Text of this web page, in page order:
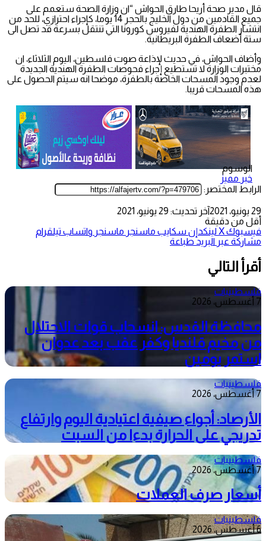
قال مدير صحة أريحا طارق الحواش “ان وزارة الصحة ستعمم على
جميع القادمين من دول الخليج بالحجر 14 يوما، كإجراء احترازي، للحد من
انتشار الطفرة الهندية لفيروس كورونا التي تنتقل بسرعة قد تصل الى
ستة أضعاف الطفرة البريطانية.
وأضاف الحواش، في حديث لإذاعة صوت فلسطين، اليوم الثلاثاء، ان
مختبرات الوزارة لا تستطيع إجراء فحوصات الطفرة الهندية الجديدة
لعدم وجود المسحات الخاصة بالطفرة، موضحا انه سيتم الحصول على
هذه المسحات قريبا.
الوسوم
خبر مميز
الرابط المختصر:
29 يونيو، 2021
آخر تحديث: 29 يونيو، 2021
أقل من دقيقة
فيسبوك‫Xلينكدإن سكايب ماسنجر ماسنجر واتساب تيلقرام
مشاركة عبر البريد طباعة
أقرأ التالي
فلسطينيات
7 أغسطس، 2026
محافظة القدس: انسحاب قوات الاحتلال
من مخيم قلنديا وكفر عقب بعد عدوان
استمر يومين
فلسطينيات
7 أغسطس، 2026
الأرصاد: أجواء صيفية اعتيادية اليوم وارتفاع
تدريجي على الحرارة بدءا من السبت
فلسطينيات
7 أغسطس، 2026
أسعار صرف العملات
فلسطينيات
6 أغسطس، 2026